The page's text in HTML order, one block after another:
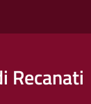
Recanati